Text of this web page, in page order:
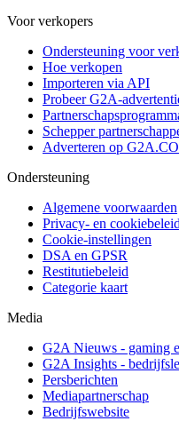
Voor verkopers
Ondersteuning voor
Hoe verkopen
Importeren via API
Probeer G2A-
Schepper
Adverteren op
Ondersteuning
Algemene voorwaarden
Privacy- en cookiebeleid
Cookie-instellingen
DSA en GPSR
Restitutiebeleid
Categorie kaart
Media
G2A Nieuws - gaming
G2A Insights -
Persberichten
Mediapartnerschap
Bedrijfswebsite